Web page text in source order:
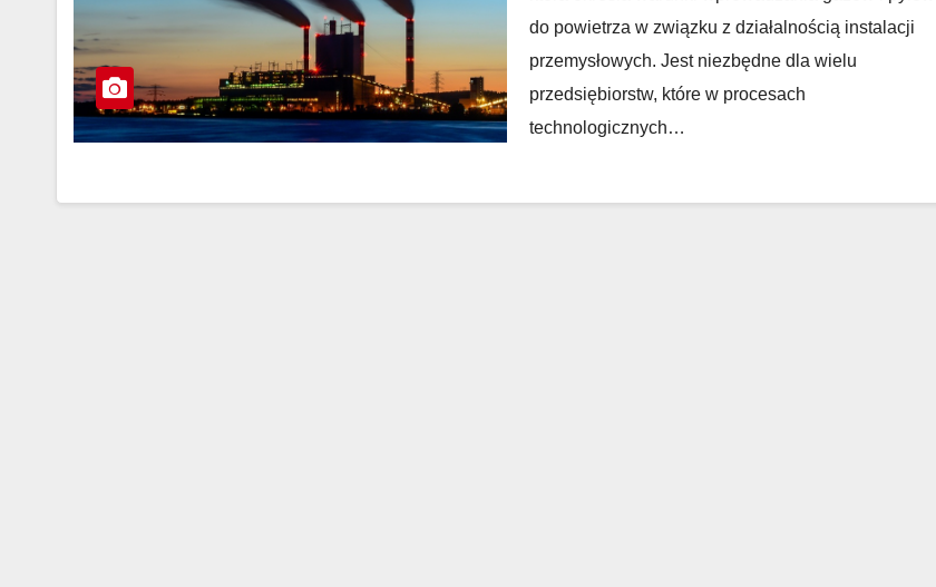
do powietrza w związku z działalnością instalacji
przemysłowych. Jest niezbędne dla wielu
przedsiębiorstw, które w procesach
technologicznych…